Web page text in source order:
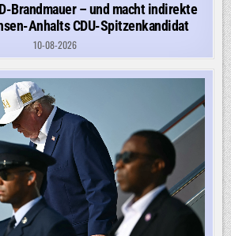
Brandmauer – und macht indirekte
Anhalts CDU-Spitzenkandidat
10-08-2026